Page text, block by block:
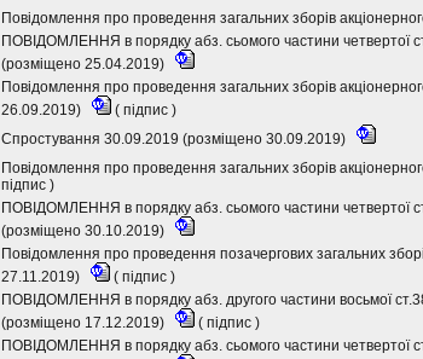
Повідомлення про проведення загальних зборів
ПОВІДОМЛЕННЯ в порядку абз. сьомого частини четвертої
(розміщено 25.04.2019)
Повідомлення про проведення загальних зборів
26.09.2019)
( підпис )
Спростування 30.09.2019 (розміщено 30.09.2019)
Повідомлення про проведення загальних зборів
підпис )
ПОВІДОМЛЕННЯ в порядку абз. сьомого частини четвертої
(розміщено 30.10.2019)
Повідомлення про проведення позачергових загальних
27.11.2019)
( підпис )
ПОВІДОМЛЕННЯ в порядку абз. другого частини восьмої
(розміщено 17.12.2019)
( підпис )
ПОВІДОМЛЕННЯ в порядку абз. сьомого частини четвертої